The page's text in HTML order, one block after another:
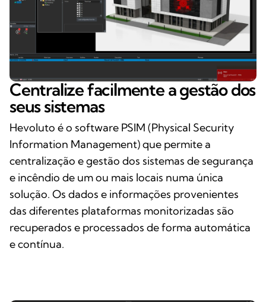
Centralize facilmente a gestão dos
seus sistemas
Hevoluto é o software PSIM (Physical Security
Information Management) que permite a
centralização e gestão dos sistemas de segurança
e incêndio de um ou mais locais numa única
solução. Os dados e informações provenientes
das diferentes plataformas monitorizadas são
recuperados e processados de forma automática
e contínua.